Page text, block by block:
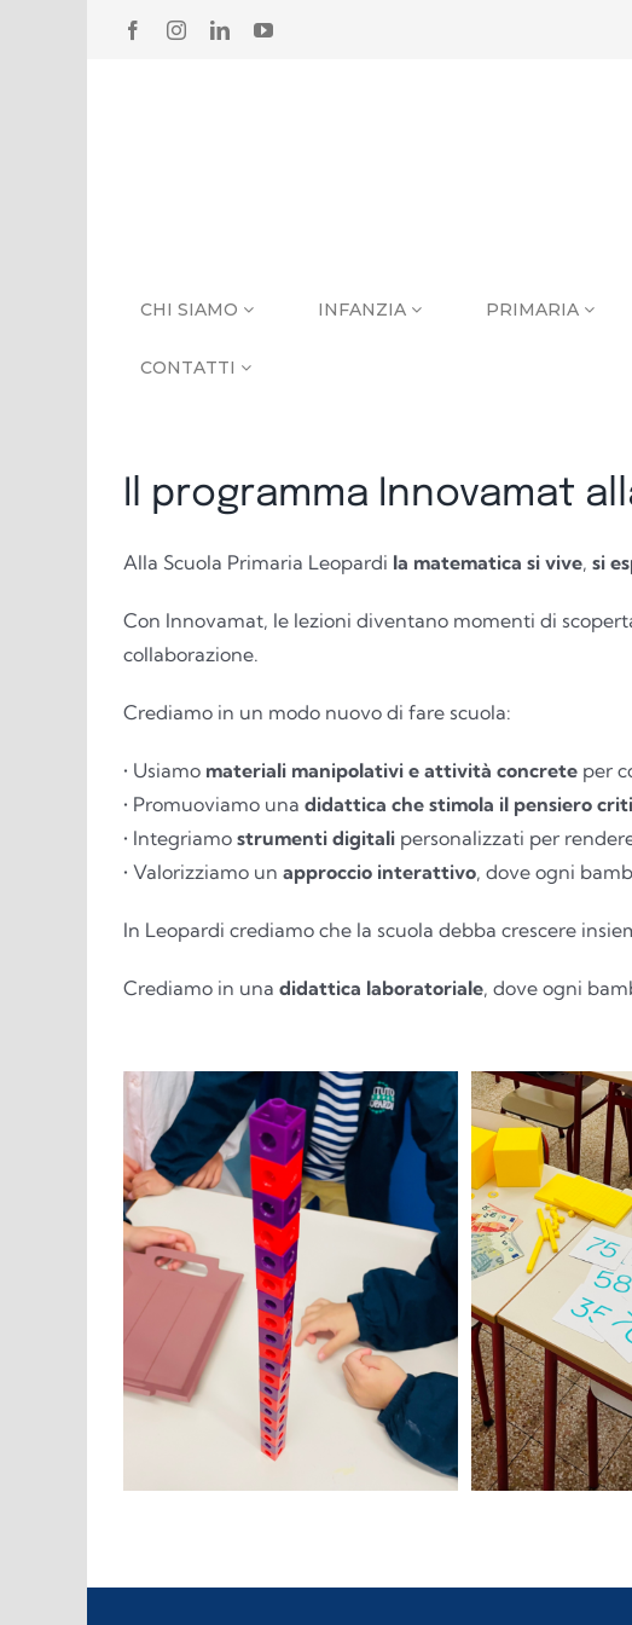
FACEBOOK
INSTAGRAM
LINKEDINYOUTUBE
CHI SIAMO INFANZIA PRIMARIA
CONTATTI
Il programma Innovamat
Alla Scuola Primaria Leopardi la matematica si vive, si
Con Innovamat, le lezioni diventano momenti di
collaborazione.
Crediamo in un modo nuovo di fare scuola:
• Usiamo materiali manipolativi e attività concreteper
• Promuoviamo una didattica che stimola il pensiero
• Integriamo strumenti digitalipersonalizzati per
• Valorizziamo un approccio interattivo, dove ogni
In Leopardi crediamo che la scuola debba crescere
Crediamo in una didattica laboratoriale, dove ogni